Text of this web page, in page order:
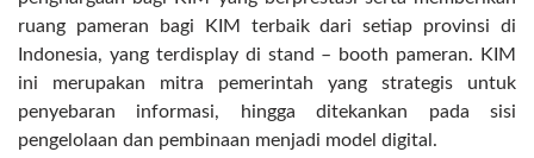
ruang pameran bagi KIM terbaik dari setiap provinsi di
Indonesia, yang terdisplay di stand – booth pameran. KIM
ini merupakan mitra pemerintah yang strategis untuk
penyebaran informasi, hingga ditekankan pada sisi
pengelolaan dan pembinaan menjadi model digital.